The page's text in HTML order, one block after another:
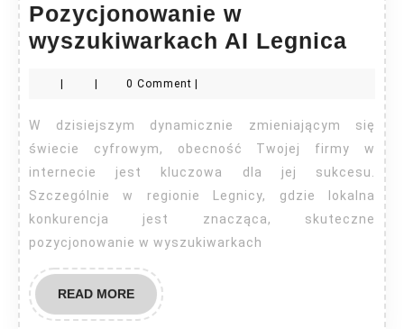
Pozycjonowanie w
wyszukiwarkach AI Legnica
AI
0 Comment
W dzisiejszym dynamicznie zmieniającym się
świecie cyfrowym, obecność Twojej firmy w
internecie jest kluczowa dla jej sukcesu.
Szczególnie w regionie Legnicy, gdzie lokalna
konkurencja jest znacząca, skuteczne
pozycjonowanie w wyszukiwarkach
READ MOREREAD
MORE